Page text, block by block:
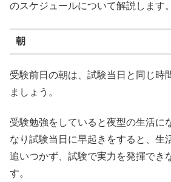
のスケジュールについて解説します。
朝
受験前日の朝は、試験当日と同じ時
ましょう。
受験勉強をしていると夜型の生活に
なり試験当日に早起きをすると、生
追いつかず、試験で実力を発揮でき
す。